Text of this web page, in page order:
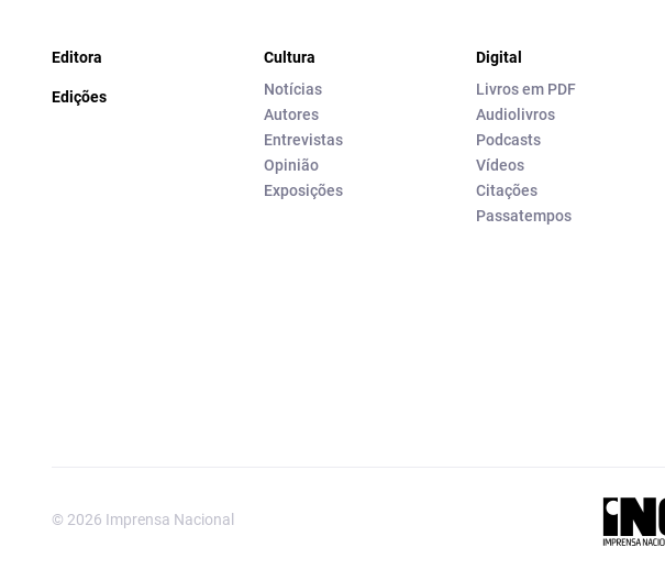
Editora
Edições
Cultura
Notícias
Autores
Entrevistas
Opinião
Exposições
Digital
Livros em PDF
Audiolivros
Podcasts
Vídeos
Citações
Passatempos
© 2026 Imprensa Nacional